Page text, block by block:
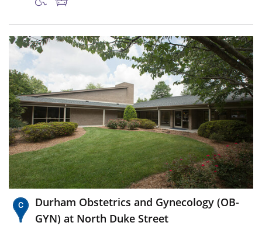
Durham Obstetrics and Gynecology (OB-
GYN) at North Duke Street